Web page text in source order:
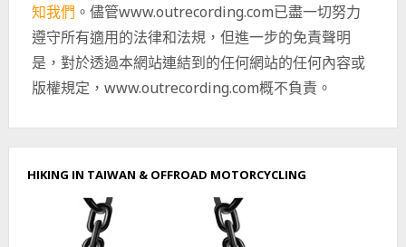
知我們 。儘管www.outrecording.com已盡一切努力
遵守所有適用的法律和法規，但進一步的免責聲明
是，對於透過本網站連結到的任何網站的任何內容或
版權規定，www.outrecording.com概不負責。
HIKING IN TAIWAN & OFFROAD MOTORCYCLING